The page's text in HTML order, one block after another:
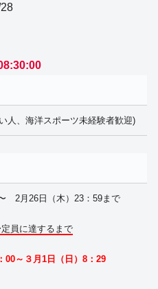
、海洋スポーツ未経験者歓迎)
2月26日（木）23：59まで
員に達するまで
～３月1日（日）8：29